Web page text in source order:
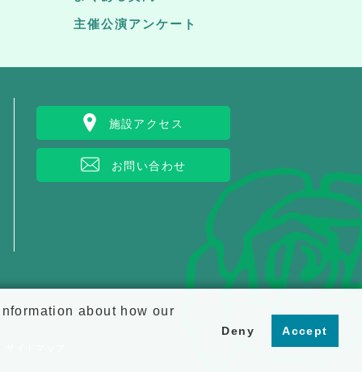
主催公演アンケート
施設アクセス
お問い合わせ
about how our
Deny Accept